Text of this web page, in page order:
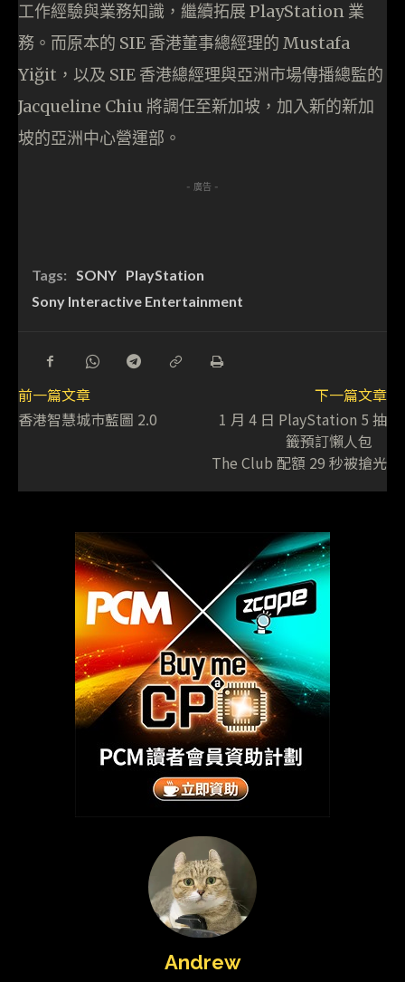
工作經驗與業務知識，繼續拓展 PlayStation 業
務。而原本的 SIE 香港董事總經理的 Mustafa
Yiğit，以及 SIE 香港總經理與亞洲市場傳播總監的
Jacqueline Chiu 將調任至新加坡，加入新的新加
坡的亞洲中心營運部。
- 廣告 -
Tags: SONY PlayStation
Sony Interactive Entertainment
前一篇文章
香港智慧城巿藍圖 2.0
下一篇文章
1 月 4 日 PlayStation 5 抽
籤預訂懶人包
The Club 配額 29 秒被搶光
Andrew